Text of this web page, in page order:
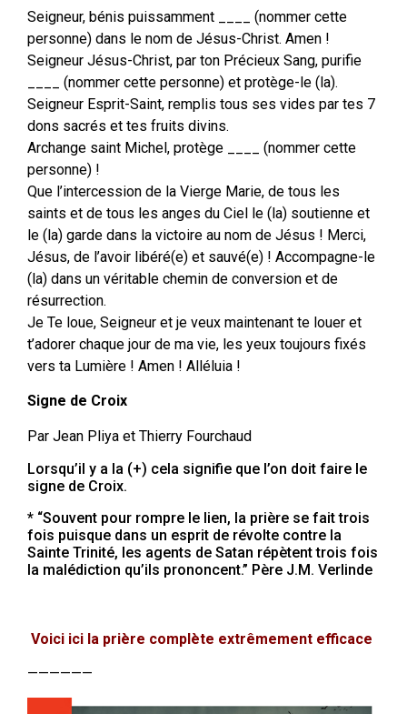
Seigneur, bénis puissamment ____ (nommer cette
personne) dans le nom de Jésus-Christ. Amen !
Seigneur Jésus-Christ, par ton Précieux Sang, purifie
____ (nommer cette personne) et protège-le (la).
Seigneur Esprit-Saint, remplis tous ses vides par tes 7
dons sacrés et tes fruits divins.
Archange saint Michel, protège ____ (nommer cette
personne) !
Que l’intercession de la Vierge Marie, de tous les
saints et de tous les anges du Ciel le (la) soutienne et
le (la) garde dans la victoire au nom de Jésus ! Merci,
Jésus, de l’avoir libéré(e) et sauvé(e) ! Accompagne-le
(la) dans un véritable chemin de conversion et de
résurrection.
Je Te loue, Seigneur et je veux maintenant te louer et
t’adorer chaque jour de ma vie, les yeux toujours fixés
vers ta Lumière ! Amen ! Alléluia !
Signe de Croix
Par Jean Pliya et Thierry Fourchaud
Lorsqu’il y a la (+) cela signifie que l’on doit faire le
signe de Croix.
* “Souvent pour rompre le lien, la prière se fait trois
fois puisque dans un esprit de révolte contre la
Sainte Trinité, les agents de Satan répètent trois fois
la malédiction qu’ils prononcent.” Père J.M. Verlinde
Voici ici la prière complète extrêmement efficace
——————